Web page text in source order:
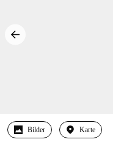
Bilder Karte